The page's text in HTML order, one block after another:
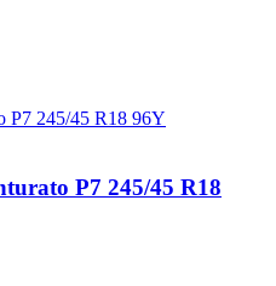
P7 245/45 R18